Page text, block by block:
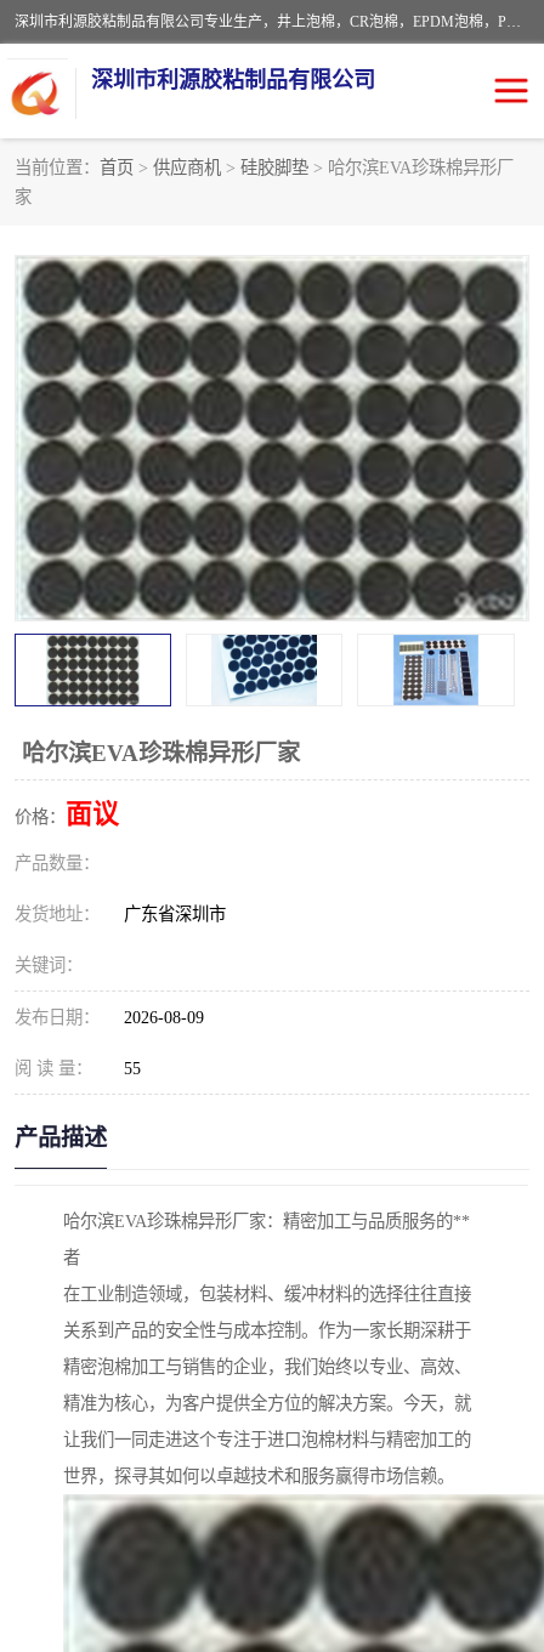
深圳市利源胶粘制品有限公司专业生产，井上泡棉，CR泡棉，EPDM泡棉，PORON泡棉厚度剖切，公差正负0.1mm，硅胶条，脚垫，异形一次成型，雕刻EVA海绵；包装材料:精密仪器、医疗器具、运输时缓冲、防震材料。建筑:住房装潢材料、房屋门窗密封；轻便、强韧性：轻便并且具有较强的韧性，良好的耐油性与耐溶剂性。隔热性：导热性低具有优越的保温性，具有的回弹性。
深圳市利源胶粘制品有限公司
当前位置： 首页 > 供应商机 > 硅胶脚垫 > 哈尔滨EVA珍珠棉异形厂
家
哈尔滨EVA珍珠棉异形厂家
价格： 面议
产品数量：
发货地址： 广东省深圳市
关键词：
发布日期： 2026-08-09
阅 读 量： 55
产品描述
哈尔滨EVA珍珠棉异形厂家：精密加工与品质服务的**
者
在工业制造领域，包装材料、缓冲材料的选择往往直接
关系到产品的安全性与成本控制。作为一家长期深耕于
精密泡棉加工与销售的企业，我们始终以专业、高效、
精准为核心，为客户提供全方位的解决方案。今天，就
让我们一同走进这个专注于进口泡棉材料与精密加工的
世界，探寻其如何以卓越技术和服务赢得市场信赖。
PORON泡棉 防火海绵
EVA珍珠棉异形 硅胶脚垫
佛橡胶泡棉